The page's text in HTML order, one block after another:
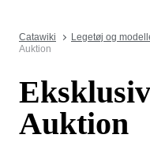
Catawiki Legetøj og
Auktion
Auktion